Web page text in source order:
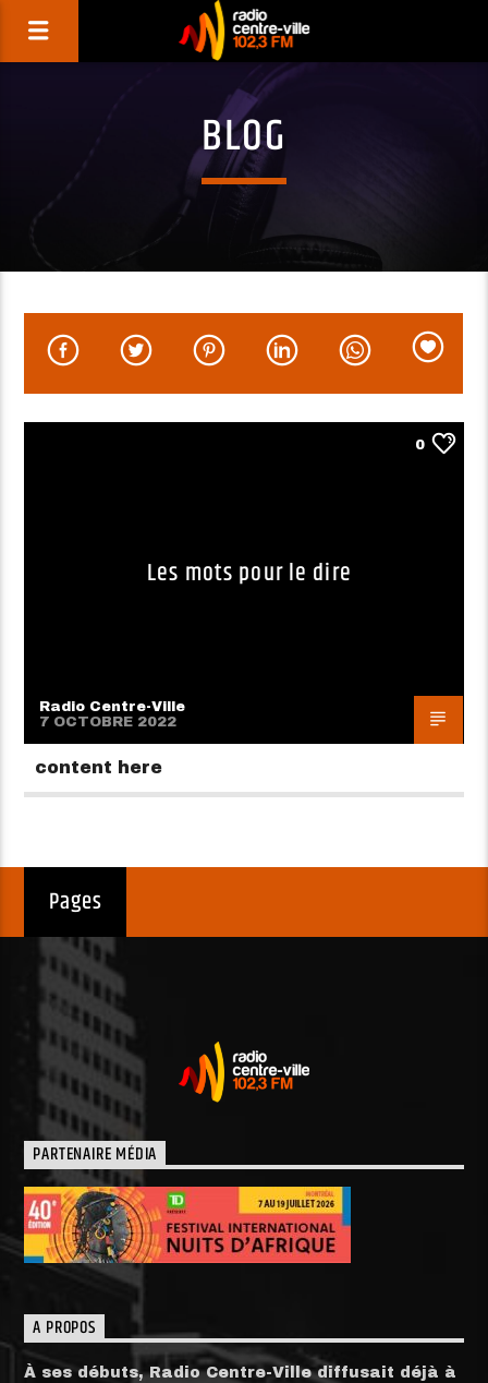
BLOG
0
Les mots pour le dire
Radio Centre-Ville
7 OCTOBRE 2022
content here
Pages
PARTENAIRE MÉDIA
A PROPOS
À ses débuts, Radio Centre-Ville diffusait déjà à